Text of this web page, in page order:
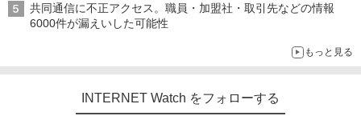
共同通信に不正アクセス。職員・加盟社・取引先などの情報
6000件が漏えいした可能性
もっと見る
INTERNET Watch をフォローする